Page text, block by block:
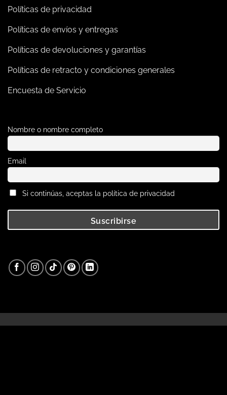
Políticas de privacidad
Políticas de envíos y entregas
Políticas de devoluciones y garantías
Políticas de retracto y condiciones generales
Encuesta de Servicio
Nombre o nombre completo
Email
Si continúas, aceptas la política de privacidad